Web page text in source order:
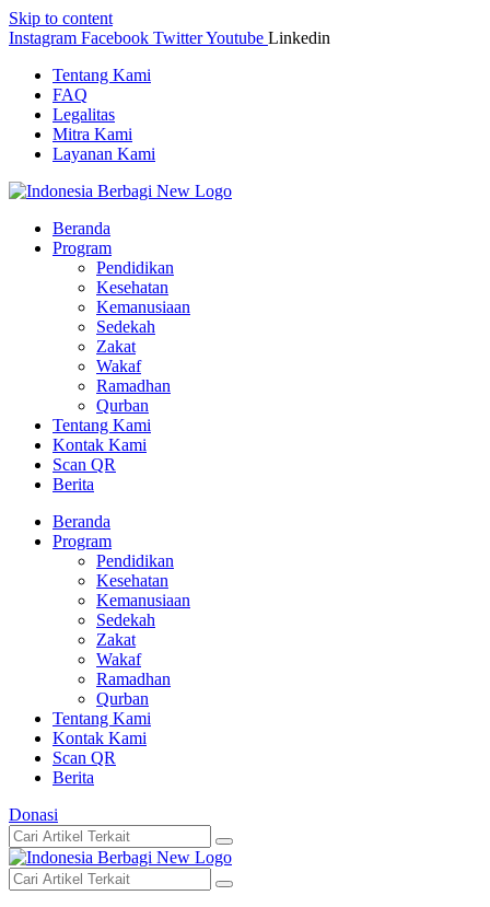
Skip to content
Instagram Facebook TwitterYoutube Linkedin
Tentang Kami
FAQ
Legalitas
Mitra Kami
Layanan Kami
Beranda
Program
Pendidikan
Kesehatan
Kemanusiaan
Sedekah
Zakat
Wakaf
Ramadhan
Qurban
Tentang Kami
Kontak Kami
Scan QR
Berita
Beranda
Program
Pendidikan
Kesehatan
Kemanusiaan
Sedekah
Zakat
Wakaf
Ramadhan
Qurban
Tentang Kami
Kontak Kami
Scan QR
Berita
Donasi